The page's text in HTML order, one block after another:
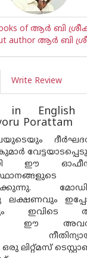
of ആര്‍ ബി
author ആര്‍ ബി
Write Review
in English
Porattam
ഈ
ലക്ഷണവും
ഇവിടെ
ഈ
ലിറ്റ്മസ്